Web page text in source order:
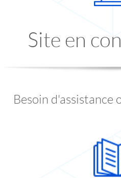
Site en
Besoin d'assistance